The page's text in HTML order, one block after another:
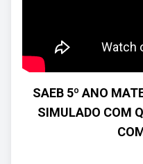
SAEB 5º ANO
SIMULADO COM